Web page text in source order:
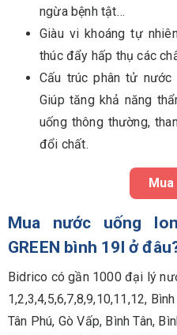
ngừa bệnh tật…
Giàu vi khoáng tự
thúc đẩy hấp thụ các
Cấu trúc phân tử nước
Giúp tăng khả năng
uống thông thường,
đổi chất.
Mua nước uống
GREEN bình 19l ở
Bidrico có gần 1000 đại lý
1,2,3,4,5,6,7,8,9,10,11,12,
Tân Phú, Gò Vấp, Bình Tân,